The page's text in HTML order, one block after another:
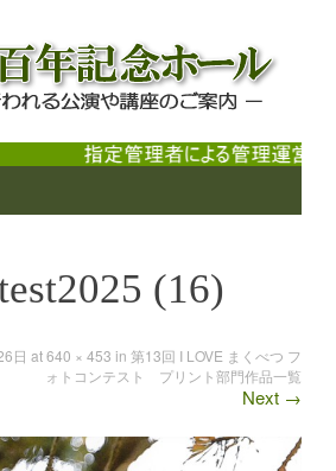
年記念ホール
公演や講座のご案内
(16)
日 at640 × 453 in 第13回 I LOVE まくべつ フ
ォトコンテスト プリント部門作品一覧
Next →